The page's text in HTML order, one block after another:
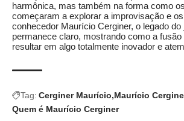
harmônica, mas também na forma como
começaram a explorar a improvisação e
conhecedor Maurício Cerginer, o legado
permanece claro, mostrando como a
resultar em algo totalmente inovador e
Tag: Cerginer Maurício Maurício
Quem é Maurício Cerginer